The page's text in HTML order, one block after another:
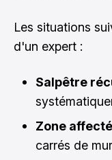
Les situations
d'un expert :
Salpêtre
Zone
carrés de